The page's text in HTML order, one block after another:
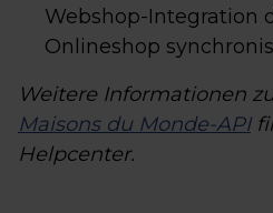
Webshop-Integration
Onlineshop
Weitere Informationen
Maisons du Monde-API
Helpcenter.